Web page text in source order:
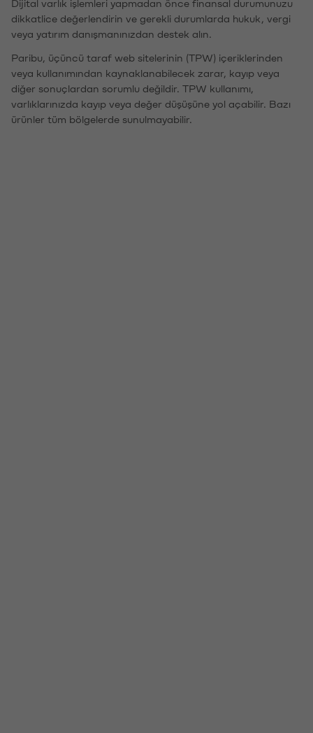
Dijital varlık işlemleri yapmadan önce finansal durumunuzu
dikkatlice değerlendirin ve gerekli durumlarda hukuk, vergi
veya yatırım danışmanınızdan destek alın.
Paribu, üçüncü taraf web sitelerinin (TPW) içeriklerinden
veya kullanımından kaynaklanabilecek zarar, kayıp veya
diğer sonuçlardan sorumlu değildir. TPW kullanımı,
varlıklarınızda kayıp veya değer düşüşüne yol açabilir. Bazı
ürünler tüm bölgelerde sunulmayabilir.